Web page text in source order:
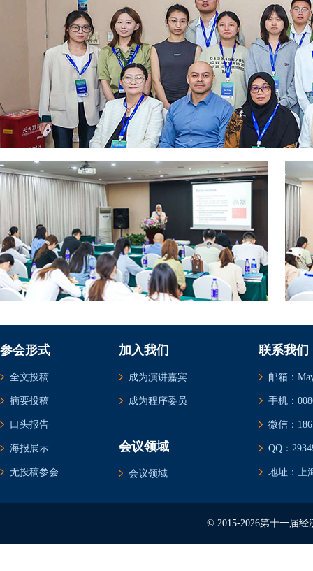
参会形式
全文投稿
摘要投稿
口头报告
海报展示
无投稿参会
加入我们
成为演讲嘉宾
成为程序委员
会议领域
会议领域
联系我们
邮箱：
手机：
微信：
QQ：
地址：上
© 2015-2026第十一届